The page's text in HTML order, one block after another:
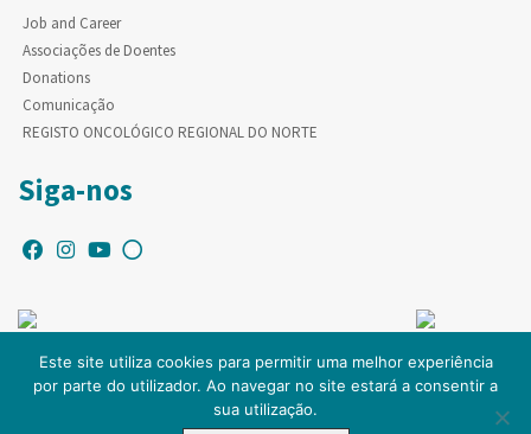
Job and Career
Associações de Doentes
Donations
Comunicação
REGISTO ONCOLÓGICO REGIONAL DO NORTE
Siga-nos
© Copyright IPO-PORTO. Todos os direitos reservados.
Este site utiliza cookies para permitir uma melhor experiência
por parte do utilizador. Ao navegar no site estará a consentir a
sua utilização.